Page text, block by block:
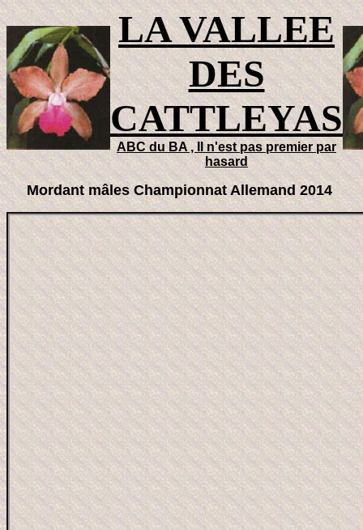
LA VALLEE
DES
CATTLEYAS
ABC du BA , Il n'est pas premier par
hasard
Mordant mâles Championnat Allemand 2014